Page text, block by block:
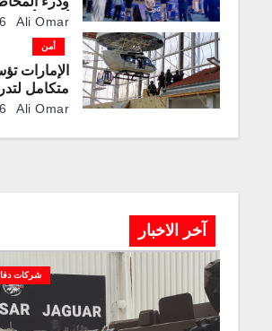
وعالمية
Ali Omar
أمن
الإمارات
متكامل
الخاصة
Ali Omar
آخر الاخبار
شركات